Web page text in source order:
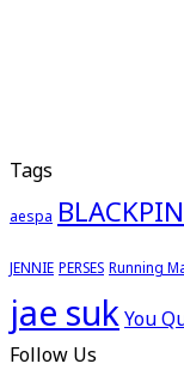
Tags
aespa
JENNIE PERSES Running
jae sukYou
Follow Us